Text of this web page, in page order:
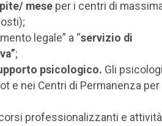
mese per i centri di
legale” a “servizio di
;
psicologico. Gli psicologi
e nei Centri di Permanenza per
professionalizzanti e attività